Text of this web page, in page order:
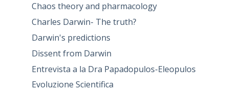
Chaos theory and pharmacology
Charles Darwin- The truth?
Darwin's predictions
Dissent from Darwin
Entrevista a la Dra Papadopulos-Eleopulos
Evoluzione Scientifica